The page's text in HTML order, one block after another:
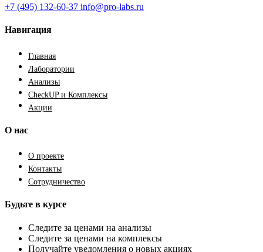
+7 (495) 132-60-37 info@pro-labs.ru
Навигация
Главная
Лаборатории
Анализы
CheckUP и Комплексы
Акции
О нас
О проекте
Контакты
Сотрудничество
Будьте в курсе
Следите за ценами на анализы
Следите за ценами на комплексы
Получайте уведомления о новых акциях